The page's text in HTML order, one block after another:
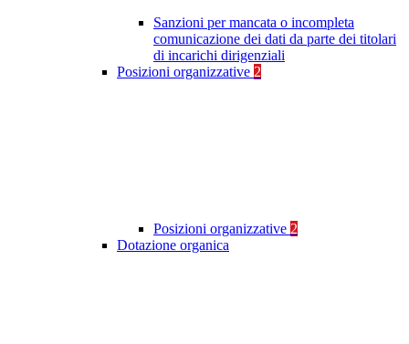
Sanzioni per mancata o incompleta
comunicazione dei dati da parte dei titolari
di incarichi dirigenziali
Posizioni organizzative 2
Posizioni organizzative 2
Dotazione organica